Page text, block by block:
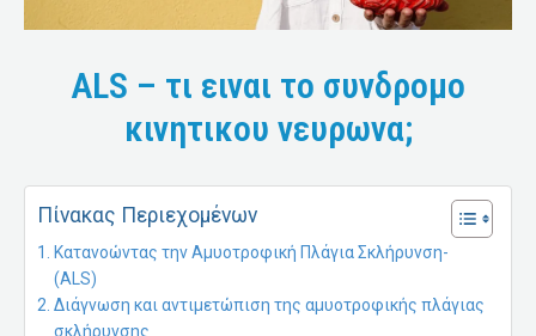
ALS – τι ειναι το συνδρομο
κινητικου νευρωνα;
Πίνακας Περιεχομένων
Κατανοώντας την Αμυοτροφική Πλάγια Σκλήρυνση-
(ALS)
Διάγνωση και αντιμετώπιση της αμυοτροφικής πλάγιας
σκλήρυνσης